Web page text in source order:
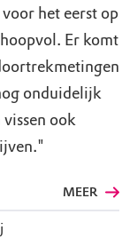
het eerst op
Er komt
onduidelijk
ook
MEER